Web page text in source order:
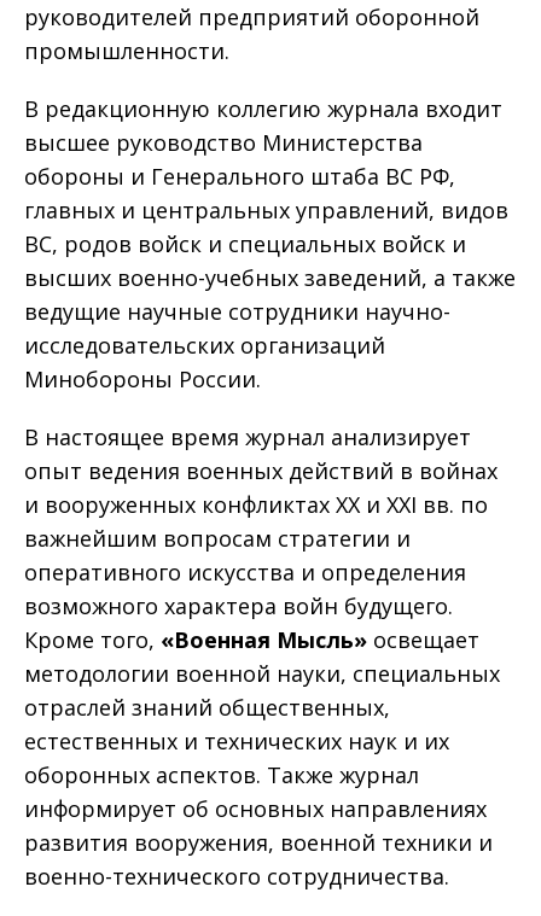
руководителей предприятий оборонной
промышленности.
В редакционную коллегию журнала входит
высшее руководство Министерства
обороны и Генерального штаба ВС РФ,
главных и центральных управлений, видов
ВС, родов войск и специальных войск и
высших военно-учебных заведений, а также
ведущие научные сотрудники научно-
исследовательских организаций
Минобороны России.
В настоящее время журнал анализирует
опыт ведения военных действий в войнах
и вооруженных конфликтах XX и XXI вв. по
важнейшим вопросам стратегии и
оперативного искусства и определения
возможного характера войн будущего.
Кроме того, «Военная Мысль» освещает
методологии военной науки, специальных
отраслей знаний общественных,
естественных и технических наук и их
оборонных аспектов. Также журнал
информирует об основных направлениях
развития вооружения, военной техники и
военно-технического сотрудничества.